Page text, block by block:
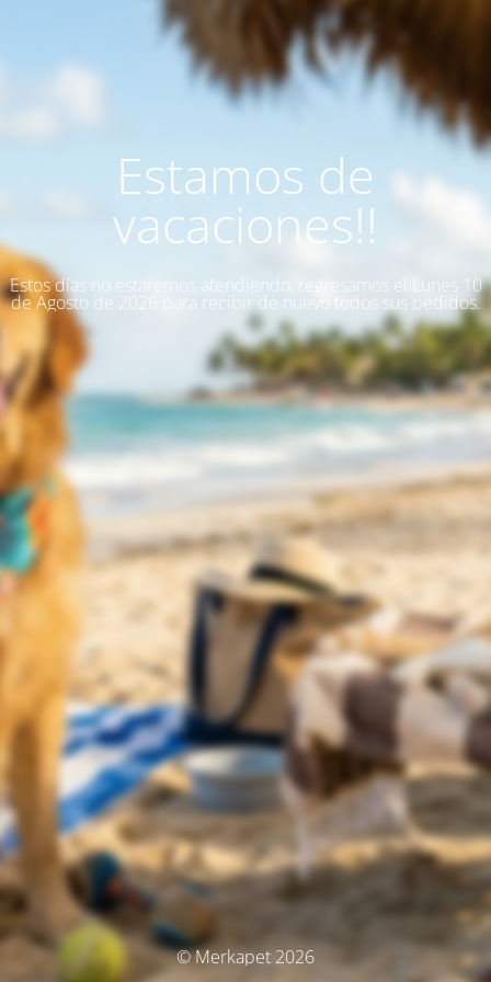
Estamos de
vacaciones!!
Estos días no estaremos atendiendo, regresamos el Lunes 10
de Agosto de 2026 para recibir de nuevo todos sus pedidos.
© Merkapet 2026